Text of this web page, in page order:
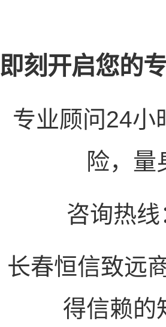
即刻开启您的
专业顾问24小
险，量
咨询热线
长春恒信致远
得信赖的